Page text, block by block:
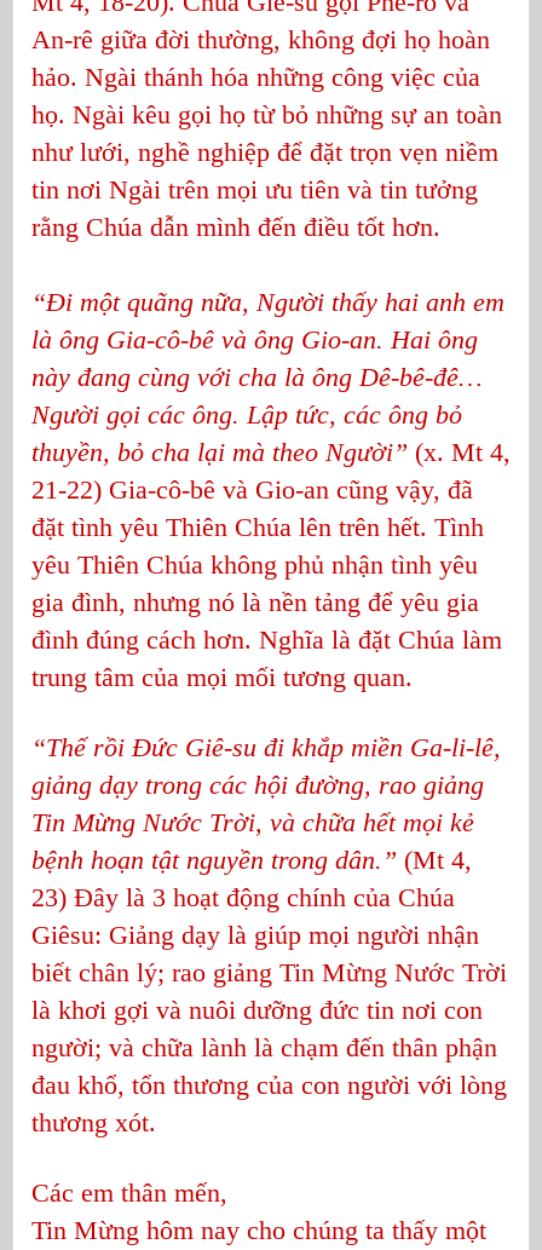
An-rê giữa đời thường, không đợi họ hoàn
hảo. Ngài thánh hóa những công việc của
họ. Ngài kêu gọi họ từ bỏ những sự an toàn
như lưới, nghề nghiệp để đặt trọn vẹn niềm
tin nơi Ngài trên mọi ưu tiên và tin tưởng
rằng Chúa dẫn mình đến điều tốt hơn.
“Đi một quãng nữa, Người thấy hai anh em
là ông Gia-cô-bê và ông Gio-an. Hai ông
này đang cùng với cha là ông Dê-bê-đê…
Người gọi các ông. Lập tức, các ông bỏ
thuyền, bỏ cha lại mà theo Người” (x. Mt 4,
21-22) Gia-cô-bê và Gio-an cũng vậy, đã
đặt tình yêu Thiên Chúa lên trên hết. Tình
yêu Thiên Chúa không phủ nhận tình yêu
gia đình, nhưng nó là nền tảng để yêu gia
đình đúng cách hơn. Nghĩa là đặt Chúa làm
trung tâm của mọi mối tương quan.
“Thế rồi Đức Giê-su đi khắp miền Ga-li-lê,
giảng dạy trong các hội đường, rao giảng
Tin Mừng Nước Trời, và chữa hết mọi kẻ
bệnh hoạn tật nguyền trong dân.” (Mt 4,
23) Đây là 3 hoạt động chính của Chúa
Giêsu: Giảng dạy là giúp mọi người nhận
biết chân lý; rao giảng Tin Mừng Nước Trời
là khơi gợi và nuôi dưỡng đức tin nơi con
người; và chữa lành là chạm đến thân phận
đau khổ, tổn thương của con người với lòng
thương xót.
Các em thân mến,
Tin Mừng hôm nay cho chúng ta thấy một